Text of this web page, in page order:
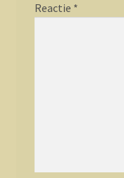
Reactie *